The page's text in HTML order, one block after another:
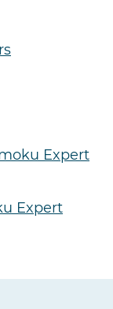
Expert
Expert